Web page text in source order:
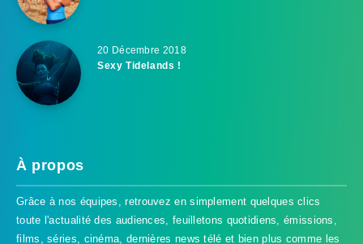
20 Décembre 2018
Sexy Tidelands !
À propos
Grâce à nos équipes, retrouvez en simplement quelques clics
toute l'actualité des audiences, feuilletons quotidiens, émissions,
films, séries, cinéma, dernières news télé et bien plus comme les